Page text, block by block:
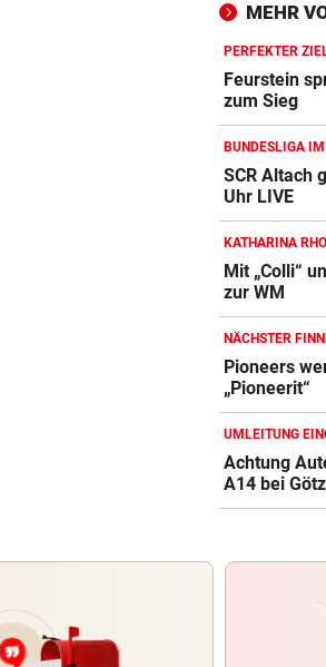
MEHR
PERFEKTER
Feurstein
zum Sieg
BUNDESLIGA
SCR Altach
Uhr LIVE
KATHARINA
Mit „Colli“
zur WM
NÄCHSTER
Pioneers
„Pioneerit“
UMLEITUNG
Achtung
A14 bei